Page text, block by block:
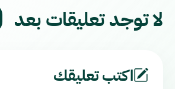
لا توجد تعليقات بعد
اكتب تعليقك